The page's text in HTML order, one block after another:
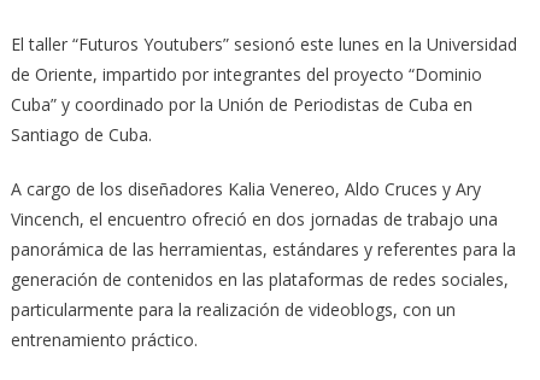
El taller “Futuros Youtubers” sesionó este lunes en la Universidad
de Oriente, impartido por integrantes del proyecto “Dominio
Cuba” y coordinado por la Unión de Periodistas de Cuba en
Santiago de Cuba.
A cargo de los diseñadores Kalia Venereo, Aldo Cruces y Ary
Vincench, el encuentro ofreció en dos jornadas de trabajo una
panorámica de las herramientas, estándares y referentes para la
generación de contenidos en las plataformas de redes sociales,
particularmente para la realización de videoblogs, con un
entrenamiento práctico.